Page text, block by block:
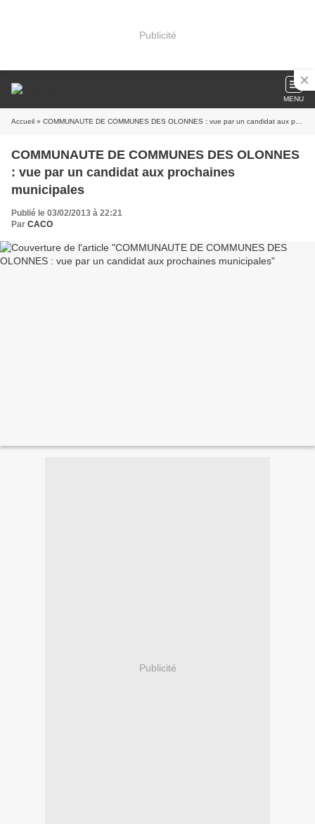
Publicité
MENU
Accueil » COMMUNAUTE DE COMMUNES DES OLONNES : vue par un candidat aux prochaines municipales
COMMUNAUTE DE COMMUNES DES OLONNES
: vue par un candidat aux prochaines
municipales
Publié le 03/02/2013 à 22:21
Par CACO
Publicité